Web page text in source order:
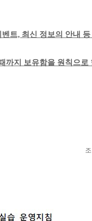
트, 최신 정보의 안내
까지 보유함을 원칙으로